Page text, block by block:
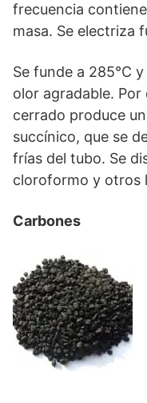
frecuencia
masa. Se electriza
Se funde a 285°C
olor agradable.
cerrado produce
succínico, que se
frías del tubo. Se
cloroformo y otros
Carbones